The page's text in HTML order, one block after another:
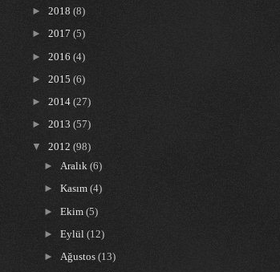
► 2018 (8)
► 2017 (5)
► 2016 (4)
► 2015 (6)
► 2014 (27)
► 2013 (57)
▼ 2012 (98)
►Aralık(6)
►Kasım(4)
►Ekim(5)
►Eylül(12)
►Ağustos(13)